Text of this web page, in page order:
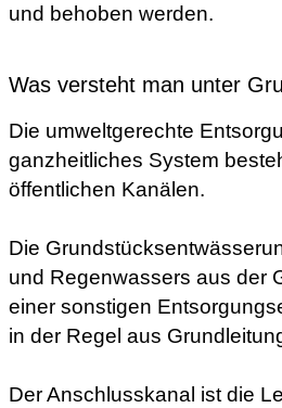
und behoben werden.
Was versteht man unter
Die umweltgerechte
ganzheitliches System
öffentlichen Kanälen.
Die
und Regenwassers aus der
einer sonstigen
in der Regel aus
Der Anschlusskanal ist die